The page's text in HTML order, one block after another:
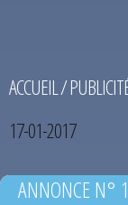
ACCUEIL/
17-01-2017
ANNONCE N°